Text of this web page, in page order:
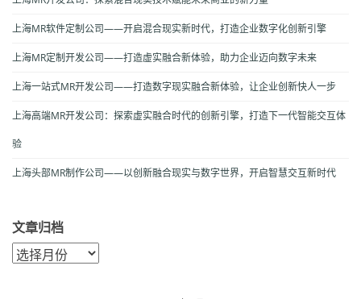
上海MR软件定制公司——开启混合现实新时代，打造企业数字化创新引擎
上海MR定制开发公司——打造虚实融合新体验，助力企业迈向数字未来
上海一站式MR开发公司——打造数字现实融合新体验，让企业创新快人一步
上海高端MR开发公司：探索虚实融合时代的创新引擎，打造下一代智能交互体
验
上海头部MR制作公司——以创新融合现实与数字世界，开启智慧交互新时代
文章归档
文
章